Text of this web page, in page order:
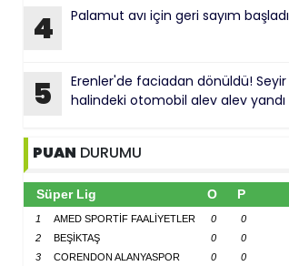
4 Palamut avı için geri sayım başladı
5
Erenler'de faciadan dönüldü! Seyir
halindeki otomobil alev alev yandı
PUAN DURUMU
Süper Lig O P
1 AMED SPORTİF FAALİYETLER 0
0
2
BEŞİKTAŞ 0
0
3
CORENDON ALANYASPOR 0
0